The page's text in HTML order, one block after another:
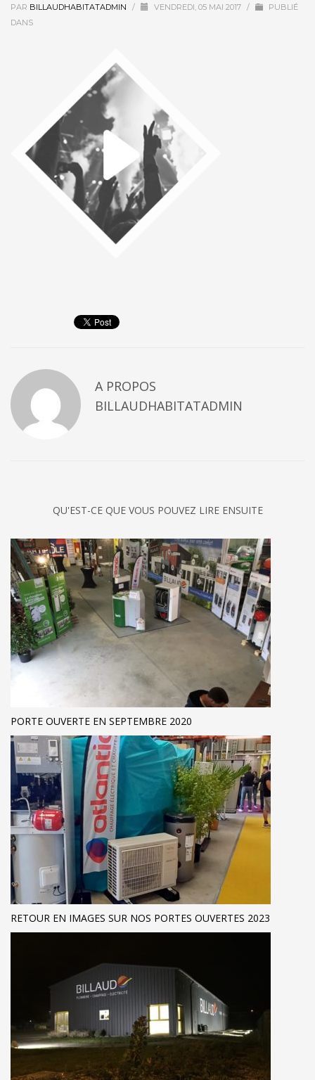
PAR BILLAUDHABITATADMIN / VENDREDI, 05 MAI 2017 /
PUBLIÉ
DANS
A PROPOS
BILLAUDHABITATADMIN
QU'EST-CE QUE VOUS POUVEZ LIRE ENSUITE
PORTE OUVERTE EN SEPTEMBRE 2020
RETOUR EN IMAGES SUR NOS PORTES OUVERTES 2023